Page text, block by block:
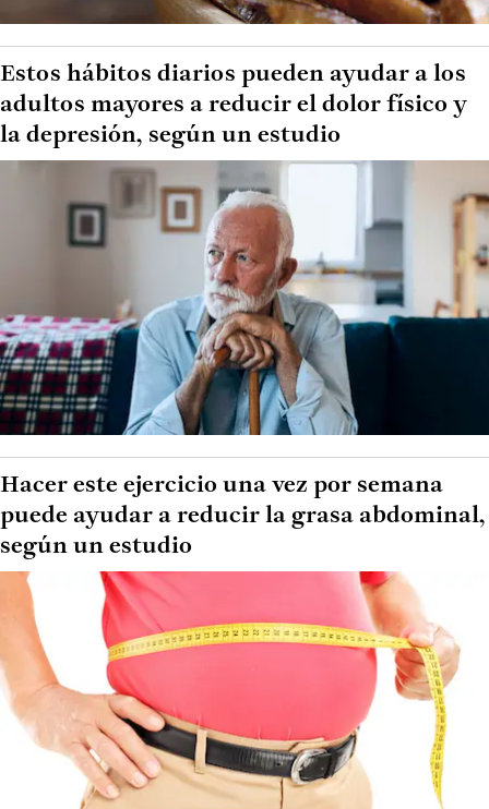
Estos hábitos diarios pueden ayudar a los
adultos mayores a reducir el dolor físico y
la depresión, según un estudio
Hacer este ejercicio una vez por semana
puede ayudar a reducir la grasa abdominal,
según un estudio